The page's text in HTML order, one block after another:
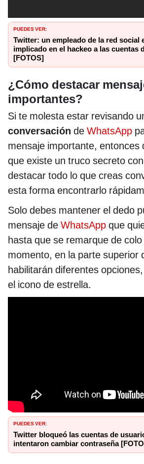
PUEDES VER:
Twitter: un empleado de la red social
implicado en el hackeo a las cuentas
[FOTOS]
¿Cómo destacar
importantes?
Si te molesta estar revisando
conversación de WhatsApp
mensaje importante, entonces
que existe un truco secreto
destacar todo lo que creas
esta forma encontrarlo
Solo debes mantener el dedo
mensaje de WhatsApp que
hasta que se remarque de
momento, en la parte superior
habilitarán diferentes
el icono de estrella.
PUEDES VER:
Twitter bloqueó las cuentas de
intentaron cambiar contraseña